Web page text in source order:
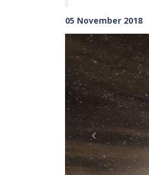
05 November 2018
Previous